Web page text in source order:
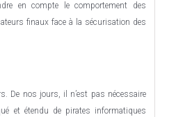
en compte le comportement des
finaux face à la sécurisation des
De nos jours, il n’est pas nécessaire
et étendu de pirates informatiques